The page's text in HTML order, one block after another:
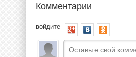
Комментарии
войдите